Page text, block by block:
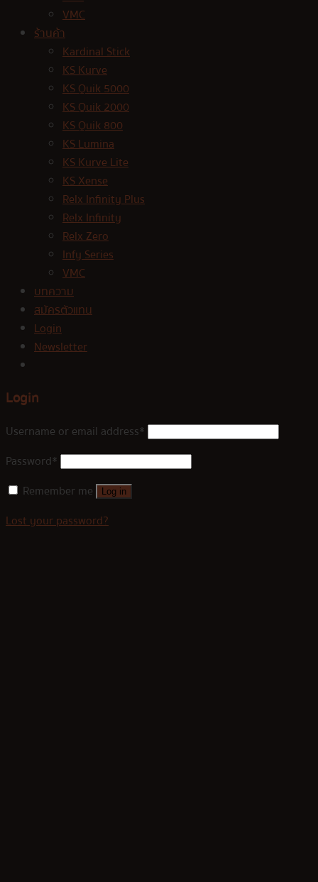
VMC
ร้านค้า
Kardinal Stick
KS Kurve
KS Quik 5000
KS Quik 2000
KS Quik 800
KS Lumina
KS Kurve Lite
KS Xense
Relx Infinity Plus
Relx Infinity
Relx Zero
Infy Series
VMC
บทความ
สมัครตัวแทน
Login
Newsletter
Login
Username or email address*
Password*
Remember me
Log in
Lost your password?